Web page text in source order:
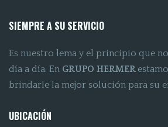
SIEMPRE A SU SERVICIO
Es nuestro lema y el principio que
día a día. En GRUPO HERMER
brindarle la mejor solución para su
UBICACIÓN